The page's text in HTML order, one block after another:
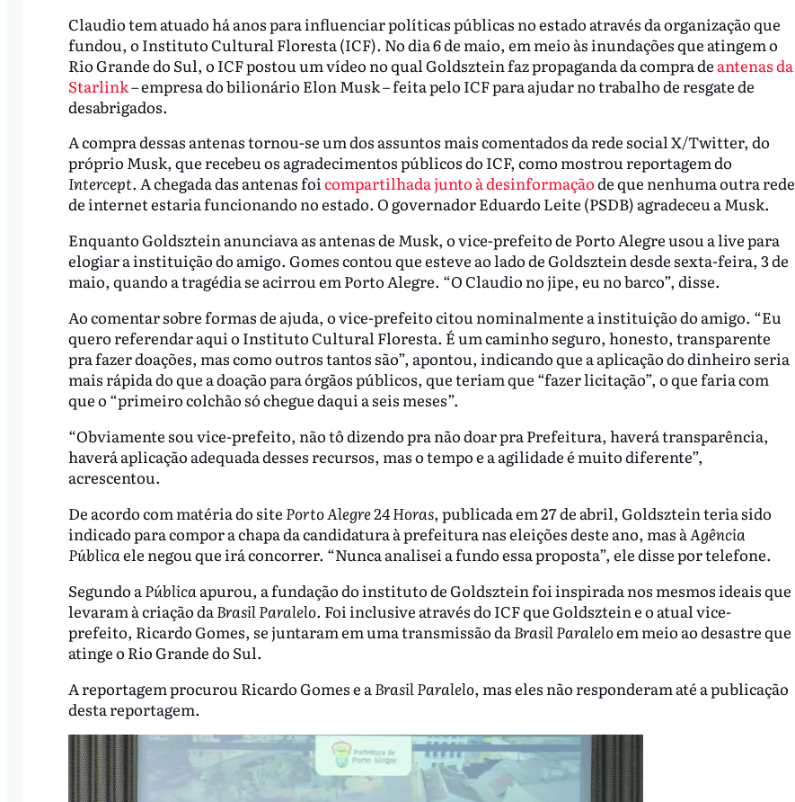
Claudio tem atuado há anos para influenciar políticas públicas no estado através da organização que
fundou, o Instituto Cultural Floresta (ICF). No dia 6 de maio, em meio às inundações que atingem o
Rio Grande do Sul, o ICF postou um vídeo no qual Goldsztein faz propaganda da compra de antenas da
Starlink– empresa do bilionário Elon Musk – feita pelo ICF para ajudar no trabalho de resgate de
desabrigados.
A compra dessas antenas tornou-se um dos assuntos mais comentados da rede social X/Twitter, do
próprio Musk, que recebeu os agradecimentos públicos do ICF, como mostrou reportagem do
Intercept. A chegada das antenas foicompartilhada junto à desinformaçãode que nenhuma outra rede
de internet estaria funcionando no estado. O governador Eduardo Leite (PSDB) agradeceu a Musk.
Enquanto Goldsztein anunciava as antenas de Musk, o vice-prefeito de Porto Alegre usou a live para
elogiar a instituição do amigo. Gomes contou que esteve ao lado de Goldsztein desde sexta-feira, 3 de
maio, quando a tragédia se acirrou em Porto Alegre. “O Claudio no jipe, eu no barco”, disse.
Ao comentar sobre formas de ajuda, o vice-prefeito citou nominalmente a instituição do amigo. “Eu
quero referendar aqui o Instituto Cultural Floresta. É um caminho seguro, honesto, transparente
pra fazer doações, mas como outros tantos são”, apontou, indicando que a aplicação do dinheiro seria
mais rápida do que a doação para órgãos públicos, que teriam que “fazer licitação”, o que faria com
que o “primeiro colchão só chegue daqui a seis meses”.
“Obviamente sou vice-prefeito, não tô dizendo pra não doar pra Prefeitura, haverá transparência,
haverá aplicação adequada desses recursos, mas o tempo e a agilidade é muito diferente”,
acrescentou.
De acordo com matéria do site Porto Alegre 24 Horas, publicada em 27 de abril, Goldsztein teria sido
indicado para compor a chapa da candidatura à prefeitura nas eleições deste ano, mas à Agência
Pública ele negou que irá concorrer. “Nunca analisei a fundo essa proposta”, ele disse por telefone.
Segundo a Pública apurou, a fundação do instituto de Goldsztein foi inspirada nos mesmos ideais que
levaram à criação da Brasil Paralelo. Foi inclusive através do ICF que Goldsztein e o atual vice-
prefeito, Ricardo Gomes, se juntaram em uma transmissão da Brasil Paraleloem meio ao desastre que
atinge o Rio Grande do Sul.
A reportagem procurou Ricardo Gomes e a Brasil Paralelo, mas eles não responderam até a publicação
desta reportagem.